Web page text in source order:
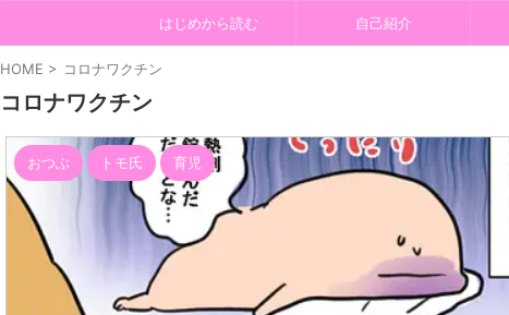
はじめから読む 自己紹介
HOME > コロナワクチン
コロナワクチン
おつぶ トモ氏 育児